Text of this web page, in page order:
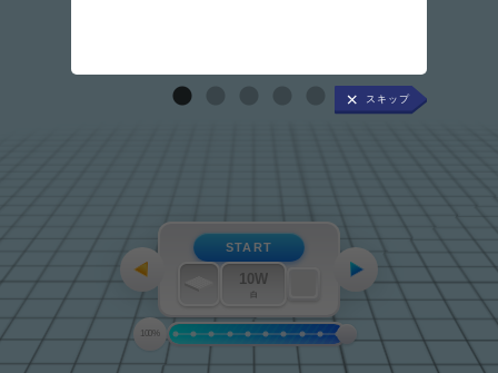
START
10W
白
100%